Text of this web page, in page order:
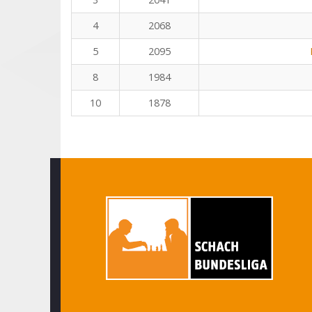
4
2068
5
2095
8
1984
10
1878